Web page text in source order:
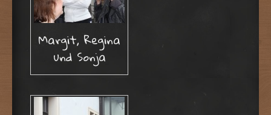
Margit, Regina
und Sonja